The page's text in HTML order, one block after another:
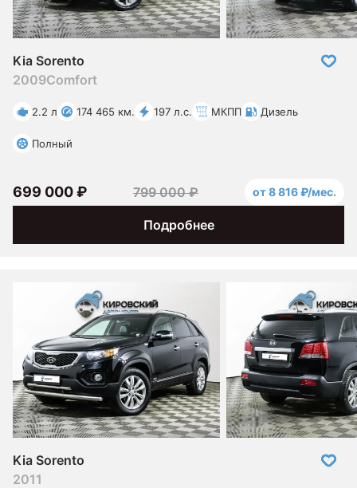
Kia Sorento
2009Comfort
2.2 л 174 465 км. 197 л.с. МКПП Дизель
Полный
Подробнее
699 000 ₽ 799 000 ₽ от 8 816 ₽/мес.
Kia Sorento
2011